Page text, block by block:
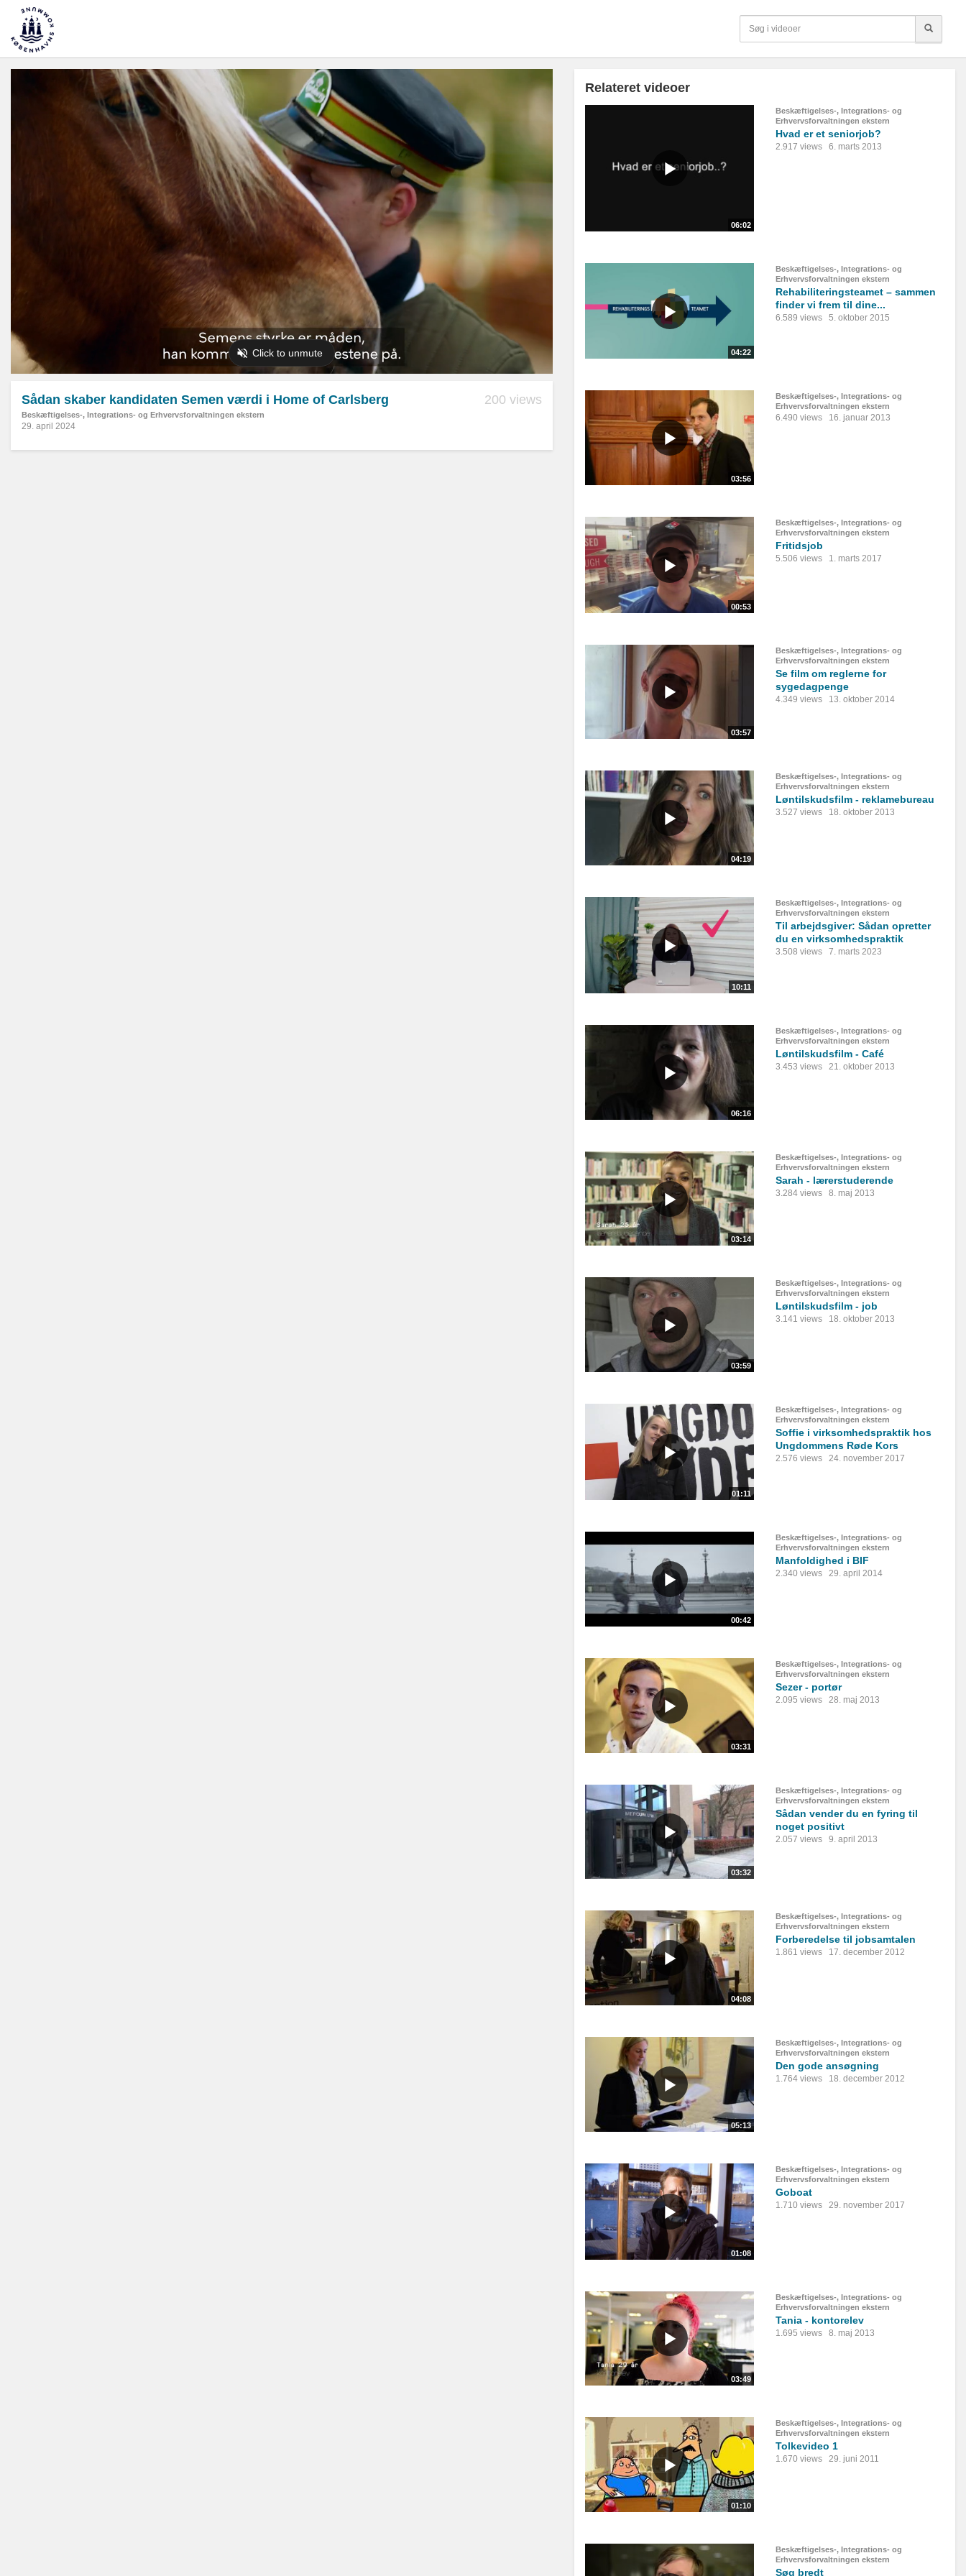
Sådan skaber kandidaten Semen værdi i Home of Carlsberg
Beskæftigelses-, Integrations- og Erhvervsforvaltningen ekstern
200 views
29. april 2024
Relateret videoer
06:02
Beskæftigelses-, Integrations- og
Erhvervsforvaltningen ekstern
Hvad er et seniorjob?
2.917 views 6. marts 2013
04:22
Beskæftigelses-, Integrations- og
Erhvervsforvaltningen ekstern
Rehabiliteringsteamet – sammen
finder vi frem til dine...
6.589 views 5. oktober 2015
03:56
Beskæftigelses-, Integrations- og
Erhvervsforvaltningen ekstern
6.490 views 16. januar 2013
00:53
Beskæftigelses-, Integrations- og
Erhvervsforvaltningen ekstern
Fritidsjob
5.506 views 1. marts 2017
03:57
Beskæftigelses-, Integrations- og
Erhvervsforvaltningen ekstern
Se film om reglerne for
sygedagpenge
4.349 views 13. oktober 2014
04:19
Beskæftigelses-, Integrations- og
Erhvervsforvaltningen ekstern
Løntilskudsfilm - reklamebureau
3.527 views 18. oktober 2013
10:11
Beskæftigelses-, Integrations- og
Erhvervsforvaltningen ekstern
Til arbejdsgiver: Sådan opretter
du en virksomhedspraktik
3.508 views 7. marts 2023
06:16
Beskæftigelses-, Integrations- og
Erhvervsforvaltningen ekstern
Løntilskudsfilm - Café
3.453 views 21. oktober 2013
03:14
Beskæftigelses-, Integrations- og
Erhvervsforvaltningen ekstern
Sarah - lærerstuderende
3.284 views 8. maj 2013
03:59
Beskæftigelses-, Integrations- og
Erhvervsforvaltningen ekstern
Løntilskudsfilm - job
3.141 views 18. oktober 2013
01:11
Beskæftigelses-, Integrations- og
Erhvervsforvaltningen ekstern
Soffie i virksomhedspraktik hos
Ungdommens Røde Kors
2.576 views 24. november 2017
00:42
Beskæftigelses-, Integrations- og
Erhvervsforvaltningen ekstern
Manfoldighed i BIF
2.340 views 29. april 2014
03:31
Beskæftigelses-, Integrations- og
Erhvervsforvaltningen ekstern
Sezer - portør
2.095 views 28. maj 2013
03:32
Beskæftigelses-, Integrations- og
Erhvervsforvaltningen ekstern
Sådan vender du en fyring til
noget positivt
2.057 views 9. april 2013
04:08
Beskæftigelses-, Integrations- og
Erhvervsforvaltningen ekstern
Forberedelse til jobsamtalen
1.861 views 17. december 2012
05:13
Beskæftigelses-, Integrations- og
Erhvervsforvaltningen ekstern
Den gode ansøgning
1.764 views 18. december 2012
01:08
Beskæftigelses-, Integrations- og
Erhvervsforvaltningen ekstern
Goboat
1.710 views 29. november 2017
03:49
Beskæftigelses-, Integrations- og
Erhvervsforvaltningen ekstern
Tania - kontorelev
1.695 views 8. maj 2013
01:10
Beskæftigelses-, Integrations- og
Erhvervsforvaltningen ekstern
Tolkevideo 1
1.670 views 29. juni 2011
Beskæftigelses-, Integrations- og
Erhvervsforvaltningen ekstern
Søg bredt